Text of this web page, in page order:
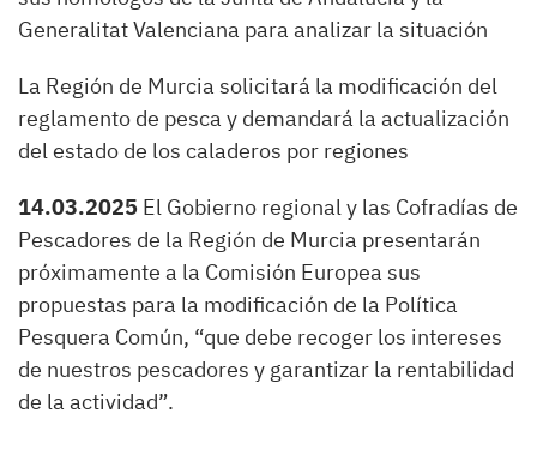
Generalitat Valenciana para analizar la situación
La Región de Murcia solicitará la modificación del
reglamento de pesca y demandará la actualización
del estado de los caladeros por regiones
14.03.2025 El Gobierno regional y las Cofradías de
Pescadores de la Región de Murcia presentarán
próximamente a la Comisión Europea sus
propuestas para la modificación de la Política
Pesquera Común, “que debe recoger los intereses
de nuestros pescadores y garantizar la rentabilidad
de la actividad”.